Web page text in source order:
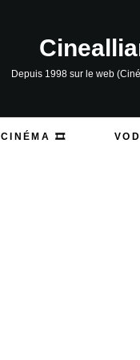
Depuis 1998 sur le web
CINÉMA 🎞️